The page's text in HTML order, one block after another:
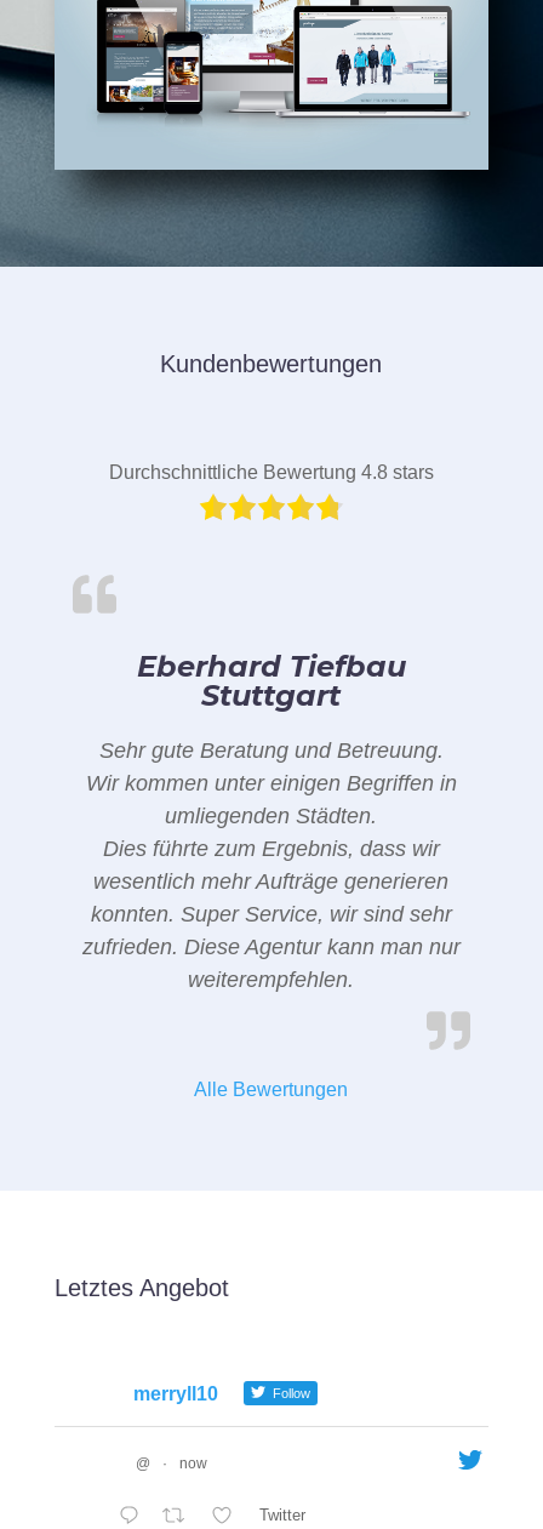
Kundenbewertungen
Durchschnittliche Bewertung 4.8 stars
Eberhard Tiefbau
Stuttgart
Sehr gute Beratung und Betreuung.
Wir kommen unter einigen Begriffen in
umliegenden Städten.
Dies führte zum Ergebnis, dass wir
wesentlich mehr Aufträge generieren
konnten. Super Service, wir sind sehr
zufrieden. Diese Agentur kann man nur
weiterempfehlen.
Alle Bewertungen
Letztes Angebot
merryll10 Follow
@ · now
Twitter